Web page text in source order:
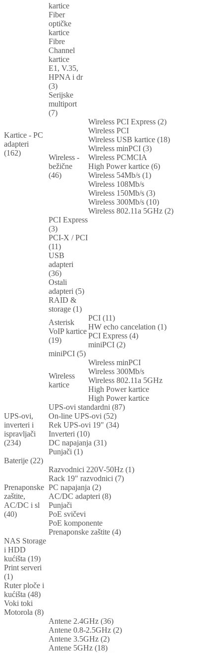
Kartice - PC
adapteri
(162)
kartice
Fiber
optičke
kartice
Fibre
Channel
kartice
E1, V.35,
HPNA i dr
(3)
Serijske
multiport
(7)
Wireless -
bežične
(46)
Wireless PCI Express (2)
Wireless PCI
Wireless USB kartice (18)
Wireless minPCI (3)
Wireless PCMCIA
High Power kartice (6)
Wireless 54Mb/s (1)
Wireless 108Mb/s
Wireless 150Mb/s (3)
Wireless 300Mb/s (10)
Wireless 802.11a 5GHz (2)
PCI Express
(3)
PCI-X / PCI
(11)
USB
adapteri
(36)
Ostali
adapteri (5)
RAID &
storage (1)
Asterisk
VoIP kartice
(19)
PCI (11)
HW echo cancelation (1)
PCI Express (4)
miniPCI (2)
miniPCI (5)
Wireless
kartice
Wireless minPCI
Wireless 300Mb/s
Wireless 802.11a 5GHz
High Power kartice
High Power kartice
UPS-ovi,
inverteri i
ispravljači
(234)
UPS-ovi standardni (87)
On-line UPS-ovi (52)
Rek UPS-ovi 19" (34)
Inverteri (10)
DC napajanja (31)
Punjači (1)
Baterije (22)
Prenaponske
zaštite,
AC/DC i sl
(40)
Razvodnici 220V-50Hz (1)
Rack 19" razvodnici (7)
PC napajanja (2)
AC/DC adapteri (8)
Punjači
PoE svičevi
PoE komponente
Prenaponske zaštite (4)
NAS Storage
i HDD
kućišta (19)
Print serveri
(1)
Ruter ploče i
kućišta (48)
Voki toki
Motorola (8)
Antene 2.4GHz (36)
Antene 0.8-2.5GHz (2)
Antene 3.5GHz (2)
Antene 5GHz (18)